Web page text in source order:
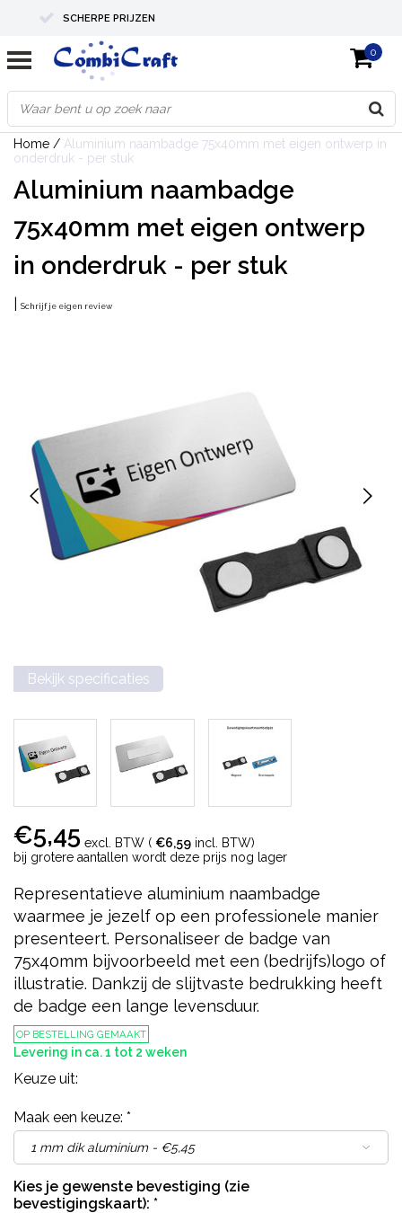
SCHERPE PRIJZEN
PROFESSIONELE KWALITEIT
EXPERTS IN MAATWERK
0
Home / Aluminium naambadge 75x40mm met eigen ontwerp in
onderdruk - per stuk
Aluminium naambadge
75x40mm met eigen ontwerp
in onderdruk - per stuk
Schrijf je eigen review
Bekijk specificaties
€5,45 excl. BTW ( €6,59 incl. BTW)
bij grotere aantallen wordt deze prijs nog lager
Representatieve aluminium naambadge
waarmee je jezelf op een professionele manier
presenteert. Personaliseer de badge van
75x40mm bijvoorbeeld met een (bedrijfs)logo of
illustratie. Dankzij de slijtvaste bedrukking heeft
de badge een lange levensduur.
OP BESTELLING GEMAAKT
Levering in ca. 1 tot 2 weken
Keuze uit:
Maak een keuze: *
Kies je gewenste bevestiging (zie
bevestigingskaart): *